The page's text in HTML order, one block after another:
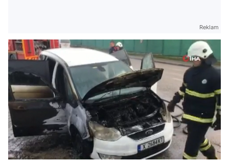
Reklam
Video
Test